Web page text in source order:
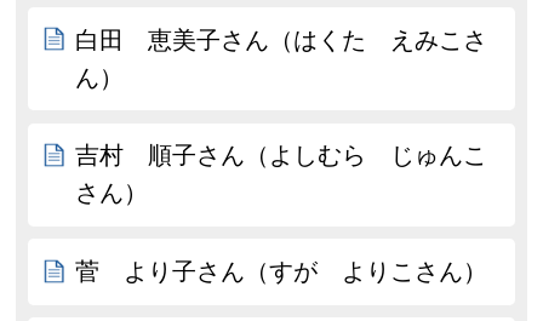
白田 恵美子さん（はくた えみこさ
ん）
吉村 順子さん（よしむら じゅんこ
さん）
菅 より子さん（すが よりこさん）